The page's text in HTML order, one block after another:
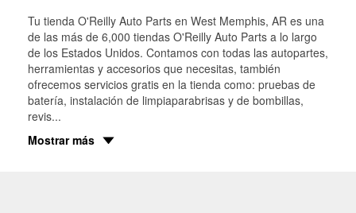
Tu tienda O'Reilly Auto Parts en West Memphis, AR es una
de las más de 6,000 tiendas O'Reilly Auto Parts a lo largo
de los Estados Unidos. Contamos con todas las autopartes,
herramientas y accesorios que necesitas, también
ofrecemos servicios gratis en la tienda como: pruebas de
batería, instalación de limpiaparabrisas y de bombillas,
revis...
Mostrar más